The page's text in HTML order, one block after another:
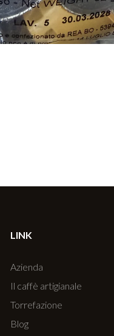
LINK
Azienda
Il caffè artigianale
Torrefazione
Blog